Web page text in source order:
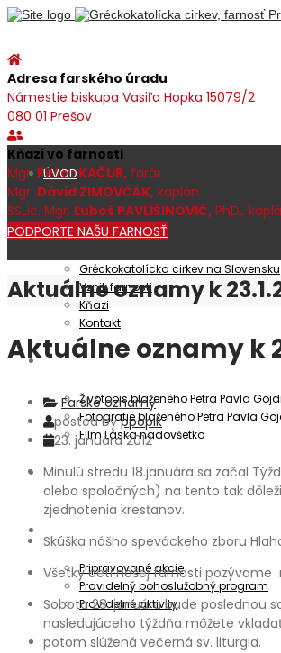
Adresa farského úradu
Námestie biskupa Vasiľa Hopka 15079/2
080 01 Prešov
Kňazi vo farnosti
Mgr. Peter KAČUR, farár
Mgr. Dávid ZIMOVČÁK, kaplán
SSLic. Mgr. Ľuboš PAVLIŠINOVIČ, PhD.,
ÚVOD
Farnosť
Gréckokatolícka cirkev na Slovensku
Vznik farnosti
Kňazi
Kontakt
Patrocínium
Životopis blaženého Petra Pavla
Fotografie blaženého Petra Pavla
Film Láska nadovšetko
Aktuality
Pripravované akcie
Pravidelný bohoslužobný program
Pravidelné aktivity
Informátor
PODPORTE NAŠU FARNOSŤ
Aktuálne oznamy k
Aktuálne oznamy k
Farské oznamy
posted byppopik
23. januára 2012
Minulú stredu 18.januára sa začal
alebo spoločných) na tento tak
zjednotenia kresťanov.
Skúška nášho speváckeho zboru
Všetky deti našej farnosti pozývame
Sobota 28. januára bude poslednou
nasledujúceho týždňa môžete
potom slúžená večerná sv. liturgia.